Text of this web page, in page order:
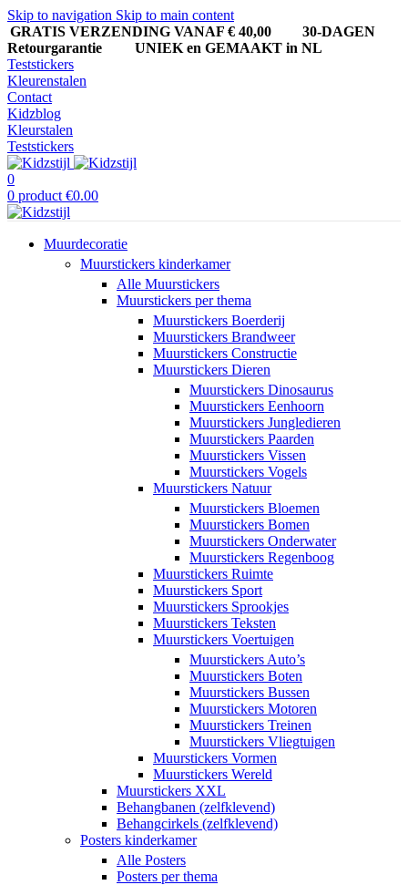
Skip to navigation Skip to main content
GRATIS VERZENDING VANAF € 40,00
30-DAGEN
Retourgarantie UNIEK en GEMAAKT in NL
Teststickers
Kleurenstalen
Contact
Kidzblog
Kleurstalen
Teststickers
0
0 product €0.00
Muurdecoratie
Muurstickers kinderkamer
Alle Muurstickers
Muurstickers per thema
Muurstickers Boerderij
Muurstickers Brandweer
Muurstickers Constructie
Muurstickers Dieren
Muurstickers Dinosaurus
Muurstickers Eenhoorn
Muurstickers Jungledieren
Muurstickers Paarden
Muurstickers Vissen
Muurstickers Vogels
Muurstickers Natuur
Muurstickers Bloemen
Muurstickers Bomen
Muurstickers Onderwater
Muurstickers Regenboog
Muurstickers Ruimte
Muurstickers Sport
Muurstickers Sprookjes
Muurstickers Teksten
Muurstickers Voertuigen
Muurstickers Auto’s
Muurstickers Boten
Muurstickers Bussen
Muurstickers Motoren
Muurstickers Treinen
Muurstickers Vliegtuigen
Muurstickers Vormen
Muurstickers Wereld
Muurstickers XXL
Behangbanen (zelfklevend)
Behangcirkels (zelfklevend)
Posters kinderkamer
Alle Posters
Posters per thema